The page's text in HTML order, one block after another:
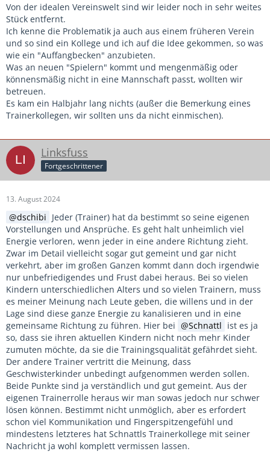
Von der idealen Vereinswelt sind wir leider noch in sehr weites
Stück entfernt.
Ich kenne die Problematik ja auch aus einem früheren Verein
und so sind ein Kollege und ich auf die Idee gekommen, so was
wie ein "Auffangbecken" anzubieten.
Was an neuen "Spielern" kommt und mengenmäßig oder
könnensmäßig nicht in eine Mannschaft passt, wollten wir
betreuen.
Es kam ein Halbjahr lang nichts (außer die Bemerkung eines
Trainerkollegen, wir sollten uns da nicht einmischen).
Linksfuss
Fortgeschrittener
13. August 2024
dschibi Jeder (Trainer) hat da bestimmt so seine eigenen
Vorstellungen und Ansprüche. Es geht halt unheimlich viel
Energie verloren, wenn jeder in eine andere Richtung zieht.
Zwar im Detail vielleicht sogar gut gemeint und gar nicht
verkehrt, aber im großen Ganzen kommt dann doch irgendwie
nur unbefriedigendes und Frust dabei heraus. Bei so vielen
Kindern unterschiedlichen Alters und so vielen Trainern, muss
es meiner Meinung nach Leute geben, die willens und in der
Lage sind diese ganze Energie zu kanalisieren und in eine
gemeinsame Richtung zu führen. Hier bei
Schnattl ist es ja
so, dass sie ihren aktuellen Kindern nicht noch mehr Kinder
zumuten möchte, da sie die Trainingsqualität gefährdet sieht.
Der andere Trainer vertritt die Meinung, dass
Geschwisterkinder unbedingt aufgenommen werden sollen.
Beide Punkte sind ja verständlich und gut gemeint. Aus der
eigenen Trainerrolle heraus wir man sowas jedoch nur schwer
lösen können. Bestimmt nicht unmöglich, aber es erfordert
schon viel Kommunikation und Fingerspitzengefühl und
mindestens letzteres hat Schnattls Trainerkollege mit seiner
Nachricht ja wohl komplett vermissen lassen.